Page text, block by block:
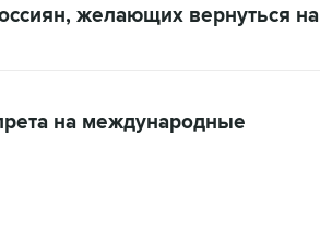
желающих вернуться на
на международные